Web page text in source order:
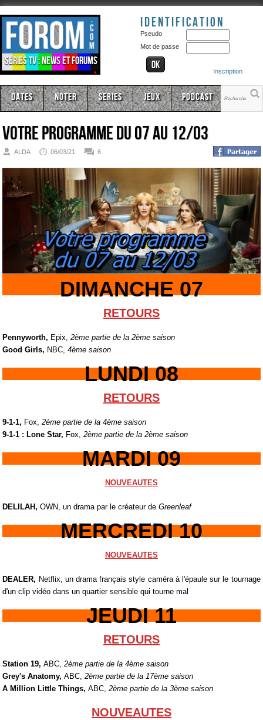
Séries TV : news et forums
Identification
Pseudo
Mot de passe
Inscription
Dates Noter Series Jeux Podcast
Votre programme du 07 au 12/03
ALDA 06/03/21 6
DIMANCHE 07
RETOURS
Pennyworth, Epix,2ème partie de la 2ème saison
Good Girls, NBC,4ème saison
LUNDI 08
RETOURS
9-1-1, Fox,2ème partie de la 4ème saison
9-1-1 : Lone Star, Fox,2ème partie de la 2ème saison
MARDI 09
NOUVEAUTES
DELILAH,OWN, un drama par le créateur deGreenleaf
MERCREDI 10
NOUVEAUTES
DEALER, Netflix, un drama français style caméra à l'épaule sur le tournage
d'un clip vidéo dans un quartier sensible qui tourne mal
JEUDI 11
RETOURS
Station 19,ABC,2ème partie de la 4ème saison
Grey's Anatomy,ABC,2ème partie de la 17ème saison
A Million Little Things,ABC,2ème partie de la 3ème saison
NOUVEAUTES